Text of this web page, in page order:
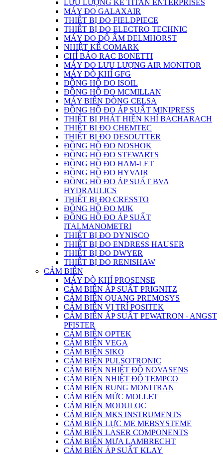
LƯU LƯỢNG KẾ TITAN ENTERPRISES
MÁY ĐO GALAXAIR
THIẾT BỊ ĐO FIELDPIECE
THIẾT BỊ ĐO ELECTRO TECHNIC
MÁY ĐO ĐỘ ẨM DELMHORST
NHIỆT KẾ COMARK
CHỈ BÁO RAC BONETTI
MÁY ĐO LƯU LƯỢNG AIR MONITOR
MÁY DÒ KHÍ GFG
ĐỒNG HỒ ĐO ISOIL
ĐỒNG HỒ ĐO MCMILLAN
MÁY BIẾN DÒNG CELSA
ĐỒNG HỒ ĐO ÁP SUẤT MINIPRESS
THIẾT BỊ PHÁT HIỆN KHÍ BACHARACH
THIẾT BỊ ĐO CHEMTEC
THIẾT BỊ ĐO DESOUTTER
ĐỒNG HỒ ĐO NOSHOK
ĐỒNG HỒ ĐO STEWARTS
ĐỒNG HỒ ĐO HAM-LET
ĐỒNG HỒ ĐO HYVAIR
ĐỒNG HỒ ĐO ÁP SUẤT BVA
HYDRAULICS
THIẾT BỊ ĐO CRESSTO
ĐỒNG HỒ ĐO MJK
ĐỒNG HỒ ĐO ÁP SUẤT
ITALMANOMETRI
THIẾT BỊ ĐO DYNISCO
THIẾT BỊ ĐO ENDRESS HAUSER
THIẾT BỊ ĐO DWYER
THIẾT BỊ ĐO RENISHAW
CẢM BIẾN
MÁY DÒ KHÍ PROSENSE
CẢM BIẾN ÁP SUẤT PRIGNITZ
CẢM BIẾN QUANG PREMOSYS
CẢM BIẾN VỊ TRÍ POSITEK
CẢM BIẾN ÁP SUẤT PEWATRON - ANGST
PFISTER
CẢM BIẾN OPTEK
CẢM BIẾN VEGA
CẢM BIẾN SIKO
CẢM BIẾN PULSOTRONIC
CẢM BIẾN NHIỆT ĐỘ NOVASENS
CẢM BIẾN NHIỆT ĐỘ TEMPCO
CẢM BIẾN RUNG MONITRAN
CẢM BIẾN MỨC MOLLET
CẢM BIẾN MODULOC
CẢM BIẾN MKS INSTRUMENTS
CẢM BIẾN LỰC ME MEBSYSTEME
CẢM BIẾN LASER COMPONENTS
CẢM BIẾN MƯA LAMBRECHT
CẢM BIẾN ÁP SUẤT KLAY